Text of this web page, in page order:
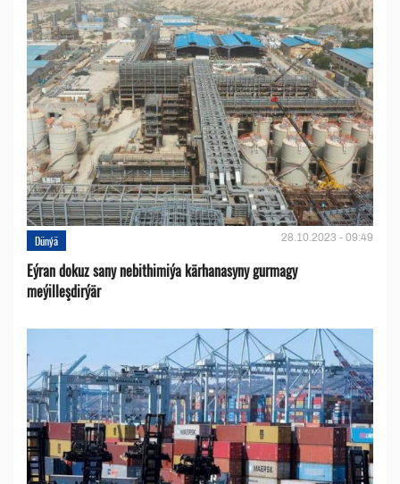
Dünýä 28.10.2023 - 09:49
Eýran dokuz sany nebithimiýa kärhanasyny gurmagy
meýilleşdirýär